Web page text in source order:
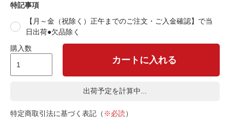
特記事項
【月～金（祝除く）正午までのご注文・ご入金確認】で当
日出荷●欠品除く
購入数
カートに入れる
出荷予定を計算中...
特定商取引法に基づく表記（ ※必読）